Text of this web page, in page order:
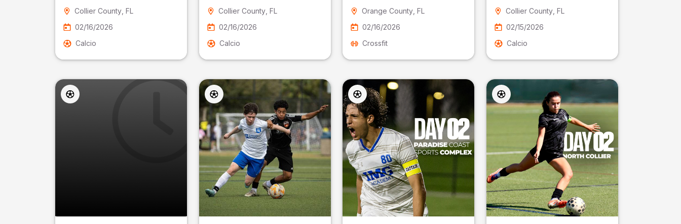
CostCollier County , FL
02/16/2026
Calcio
Collier County, FL
02/16/2026
Calcio
Pereira Fotografia
Orange County , FL
02/16/2026
Crossfit
Collier County, FL
02/15/2026
Calcio